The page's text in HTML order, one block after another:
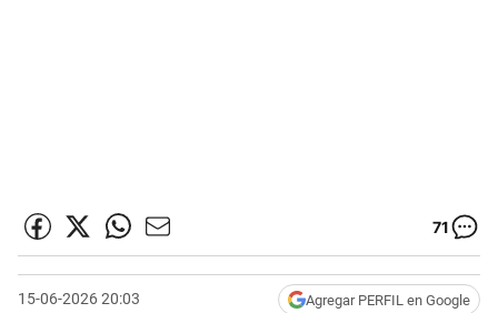
71
15-06-2026 20:03 Agregar PERFIL en Google